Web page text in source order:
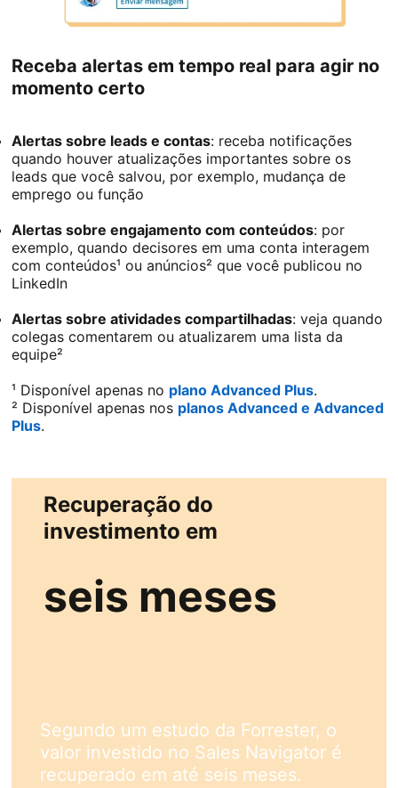
Receba alertas em tempo real para agir no
momento certo
Alertas sobre leads e contas: receba notificações
quando houver atualizações importantes sobre os
leads que você salvou, por exemplo, mudança de
emprego ou função
Alertas sobre engajamento com conteúdos: por
exemplo, quando decisores em uma conta interagem
com conteúdos¹ ou anúncios² que você publicou no
LinkedIn
Alertas sobre atividades compartilhadas: veja quando
colegas comentarem ou atualizarem uma lista da
equipe²
¹ Disponível apenas no plano Advanced Plus.
² Disponível apenas nos planos Advanced e Advanced
Plus.
Recuperação do
investimento em
seis meses
Segundo um estudo da Forrester, o
valor investido no Sales Navigator é
recuperado em até seis meses.